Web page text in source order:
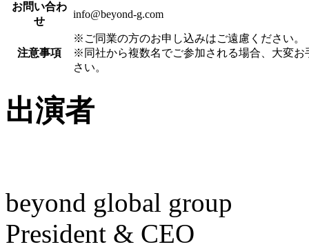
お問い合わ
せ
info@beyond-g.com
注意事項
※ご同業の方のお申し込みはご遠慮ください。
※同社から複数名でご参加される場合、大変
さい。
出演者
beyond global group
President & CEO